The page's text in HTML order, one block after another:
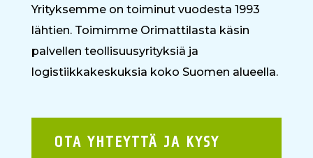
Yrityksemme on toiminut vuodesta 1993
lähtien. Toimimme Orimattilasta käsin
palvellen teollisuusyrityksiä ja
logistiikkakeskuksia koko Suomen alueella.
OTA YHTEYTTÄ JA KYSY